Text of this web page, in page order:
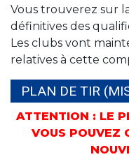
Vous trouverez sur
définitives des
Les clubs vont
relatives à cette
PLAN DE TIR
ATTENTION : LE
VOUS POUVEZ